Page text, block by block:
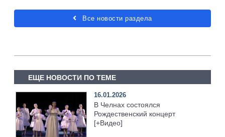
Все новости раздела
ЕЩЕ НОВОСТИ ПО ТЕМЕ
16.01.2026
В Челнах состоялся
Рождественский концерт
[+Видео]